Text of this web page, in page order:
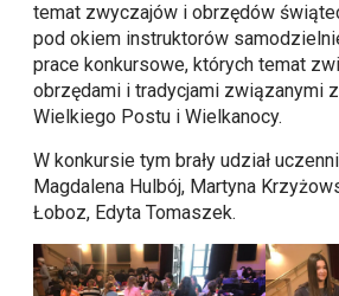
temat zwyczajów i obrzędów
pod okiem instruktorów
prace konkursowe, których temat
obrzędami i tradycjami związanymi
Wielkiego Postu i Wielkanocy.
W konkursie tym brały udział
Magdalena Hulbój, Martyna
Łoboz, Edyta Tomaszek.